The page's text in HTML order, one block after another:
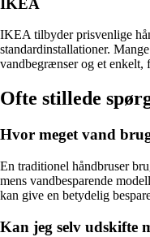
IKEA
IKEA tilbyder prisvenlige
standardinstallationer.
vandbegrænser og et enkelt,
Ofte stillede
Hvor meget vand
En traditionel håndbruser
mens vandbesparende
kan give en betydelig
Kan jeg selv udskifte